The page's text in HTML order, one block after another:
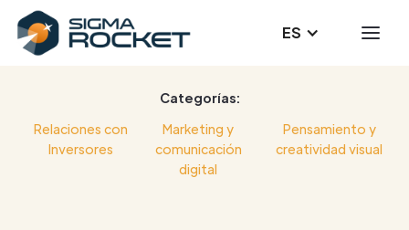
ES
Categorías:
Relaciones con
Inversores
Marketing y
comunicación
digital
Pensamiento y
creatividad visual